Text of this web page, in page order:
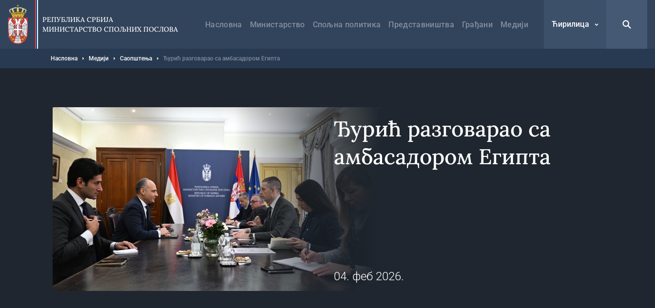
Прескочи
главни
део
садржаја
РЕПУБЛИКА СРБИЈА
МИНИСТАРСТВО СПОЉНИХ ПОСЛОВА
навигација
Насловна Министарство Спољна политика Представништва Грађани Медији Ћирилица
Мрвице
Насловна Медији Саопштења Ђурић разговарао са амбасадором Египта
Ђурић разговарао са
амбасадором Египта
04. феб 2026.